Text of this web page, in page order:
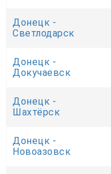
Донецк -
Светлодарск
Донецк -
Докучаевск
Донецк -
Шахтёрск
Донецк -
Новоазовск